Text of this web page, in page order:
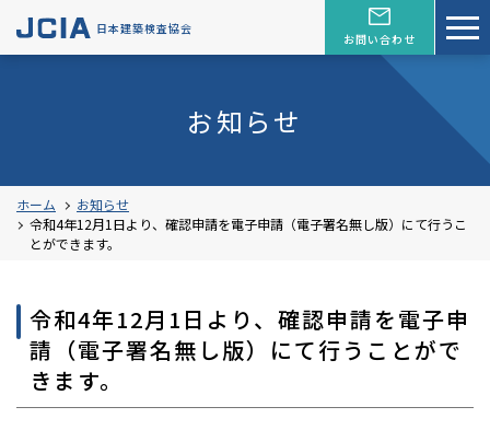
日本建築検査協会
お問い合わせ
お知らせ
ホーム
お知らせ
令和4年12月1日より、確認申請を電子申請（電子署名無し版）にて行うこ
とができます。
令和4年12月1日より、確認申請を電子申
請（電子署名無し版）にて行うことがで
きます。